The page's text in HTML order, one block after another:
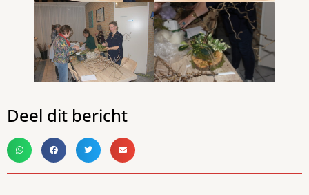
Deel dit bericht